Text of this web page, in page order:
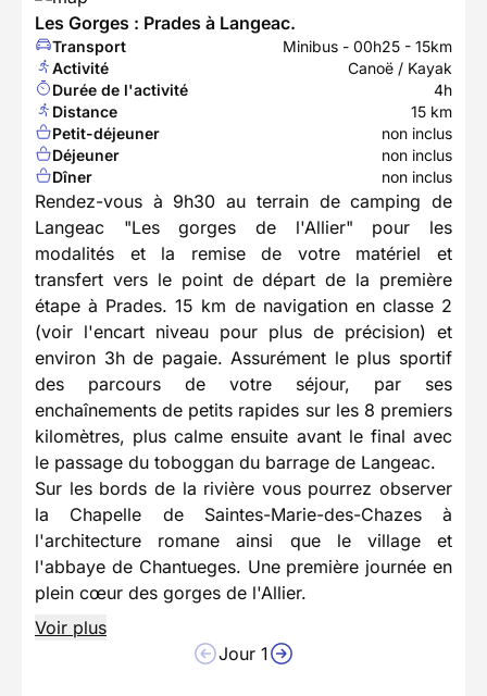
Les Gorges : Prades à Langeac.
Transport
Minibus - 00h25 - 15km
Activité
Canoë / Kayak
Durée de l'activité
4h
Distance
15 km
Petit-déjeuner
non inclus
Déjeuner
non inclus
Dîner
non inclus
Rendez-vous à 9h30 au terrain de camping de
Langeac "Les gorges de l'Allier" pour les
modalités et la remise de votre matériel et
transfert vers le point de départ de la première
étape à Prades. 15 km de navigation en classe 2
(voir l'encart niveau pour plus de précision) et
environ 3h de pagaie. Assurément le plus sportif
des parcours de votre séjour, par ses
enchaînements de petits rapides sur les 8 premiers
kilomètres, plus calme ensuite avant le final avec
le passage du toboggan du barrage de Langeac.
Sur les bords de la rivière vous pourrez observer
la Chapelle de Saintes-Marie-des-Chazes à
l'architecture romane ainsi que le village et
l'abbaye de Chantueges. Une première journée en
plein cœur des gorges de l'Allier.
Voir plus
Jour 1